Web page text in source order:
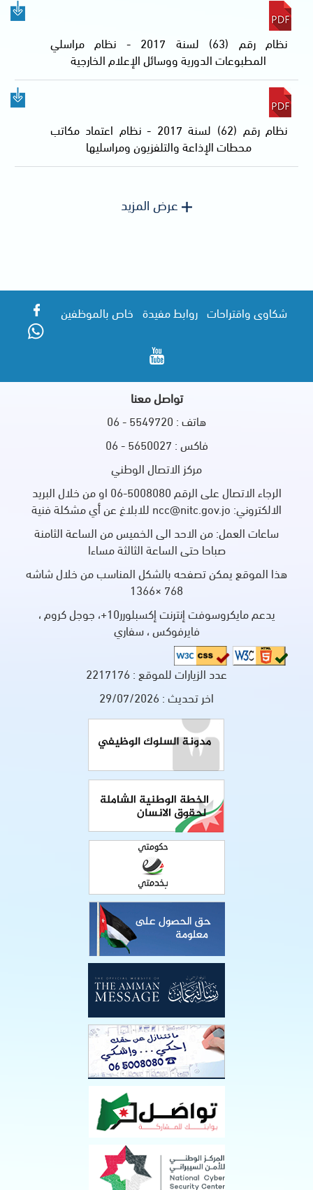
نظام رقم (63) لسنة 2017 - نظام مراسلي
المطبوعات الدورية ووسائل الإعلام الخارجية
نظام رقم (62) لسنة 2017 - نظام اعتماد مكاتب
محطات الإذاعة والتلفزيون ومراسليها
عرض المزيد
شكاوى واقتراحات روابط مفيدة خاص بالموظفين
تواصل معنا
هاتف : 5549720 - 06
فاكس : 5650027 - 06
مركز الاتصال الوطني
الرجاء الاتصال على الرقم 5008080-06 او من خلال البريد
الالكتروني: ncc@nitc.gov.jo للابلاغ عن أي مشكلة فنية
ساعات العمل: من الاحد الى الخميس من الساعة الثامنة
صباحا حتى الساعة الثالثة مساءا
هذا الموقع يمكن تصفحه بالشكل المناسب من خلال شاشه
768 ×1366
يدعم مايكروسوفت إنترنت إكسبلورر10+، جوجل كروم ،
فايرفوكس ، سفاري
عدد الزيارات للموقع : 2217176
اخر تحديث : 29/07/2026